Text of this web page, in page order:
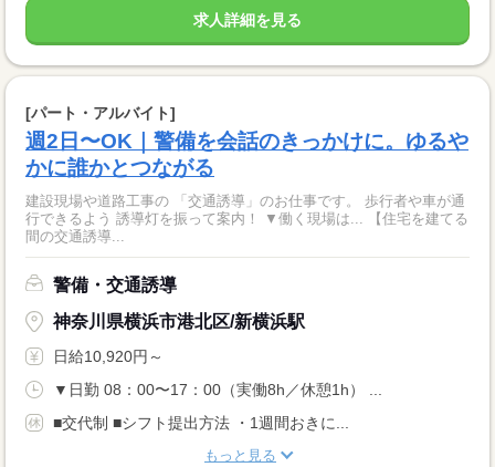
求人詳細を見る
[パート・アルバイト]
週2日〜OK｜警備を会話のきっかけに。ゆるや
かに誰かとつながる
建設現場や道路工事の 「交通誘導」のお仕事です。 歩行者や車が通
行できるよう 誘導灯を振って案内！ ▼働く現場は... 【住宅を建てる
間の交通誘導...
警備・交通誘導
神奈川県横浜市港北区/新横浜駅
日給10,920円～
▼日勤 08：00〜17：00（実働8h／休憩1h） ...
■交代制 ■シフト提出方法 ・1週間おきに...
もっと見る